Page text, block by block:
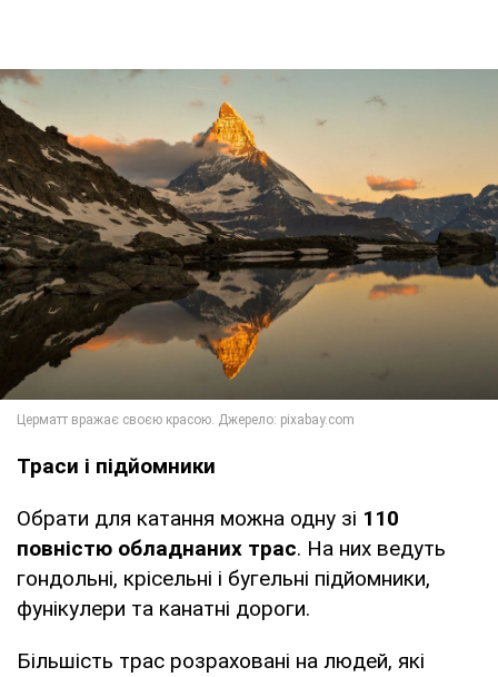
Траси і підйомники
Обрати для катання можна одну зі 110
повністю обладнаних трас. На них ведуть
гондольні, крісельні і бугельні підйомники,
фунікулери та канатні дороги.
Більшість трас розраховані на людей, які